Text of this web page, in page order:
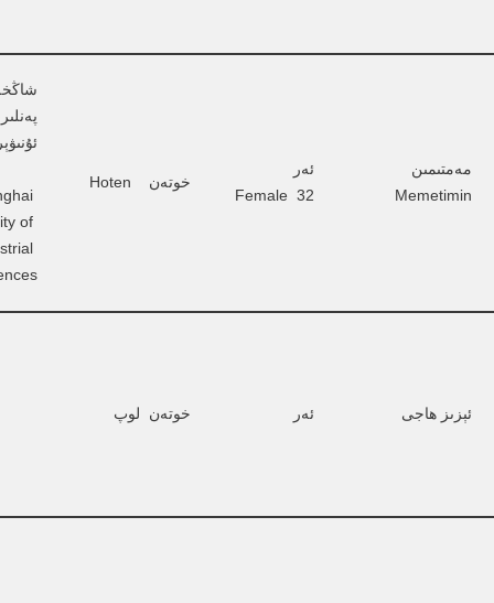
مەمتىمىن
Memetimin
ئەر
Female  32
خوتەن    Hoten
of
ئېزىز ھاجى ئەر خوتەن  لوپ